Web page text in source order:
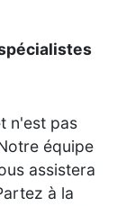
n'est pas
équipe
assistera
à la